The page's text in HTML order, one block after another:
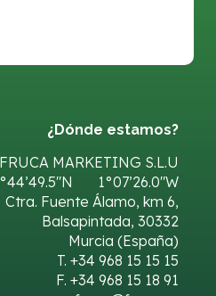
¿Dónde estamos?
FRUCA MARKETING S.L.U
1°07’26.0″W
Ctra. Fuente Álamo, km 6,
Balsapintada, 30332
Murcia (España)
T. +34 968 15 15 15
F. +34 968 15 18 91